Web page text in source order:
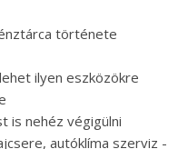
története
ilyen eszközökre
is nehéz végigülni
autóklíma szerviz -